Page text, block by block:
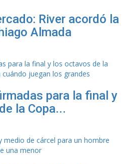
River acordó la
Almada
para la final y
la Copa...